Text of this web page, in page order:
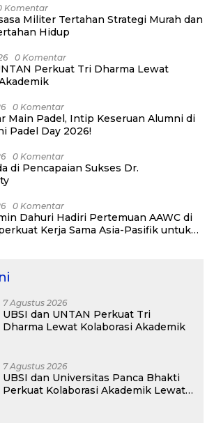
Komentar
Militer Tertahan Strategi Murah dan
Hidup
0 Komentar
Perkuat Tri Dharma Lewat
0 Komentar
Main Padel, Intip Keseruan Alumni di
Padel Day 2026!
0 Komentar
di Pencapaian Sukses Dr.
0 Komentar
Pertemuan AAWC di
Kerja Sama Asia-Pasifik untuk
7 Agustus 2026
UBSI dan UNTAN Perkuat Tri
Dharma Lewat Kolaborasi Akademik
7 Agustus 2026
UBSI dan Universitas Panca Bhakti
Perkuat Kolaborasi Akademik Lewat